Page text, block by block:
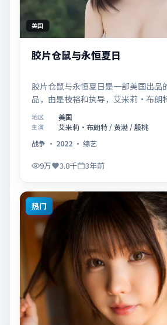
美国
胶片仓鼠与永恒夏日
胶片仓鼠与永恒夏日是一部美国出品
品，由是枝裕和执导，艾米莉·布朗
联合主演，于2022年10月17日在院线
「记忆拼图里的真相碎片」展开叙事
富有张力，节奏起伏得当，人物弧光
调度强化了类型片的观感体验，亦留
空间，适合关注现实主义叙事与人物
地区 美国
主演
艾米莉·布朗特 / 黄渤 / 殷桃
战争 · 2022 · 综艺
9万 3.8千 3年前
热门